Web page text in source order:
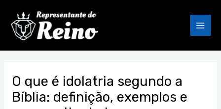
O que é idolatria segundo a
Bíblia: definição, exemplos e